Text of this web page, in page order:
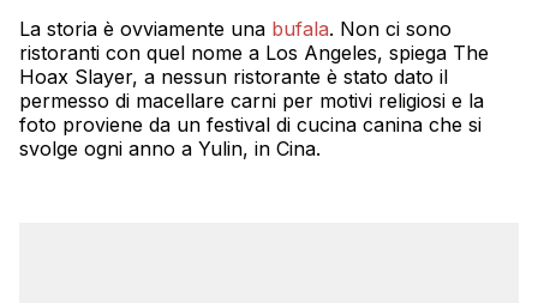
La storia è ovviamente una bufala. Non ci sono
ristoranti con quel nome a Los Angeles, spiega The
Hoax Slayer, a nessun ristorante è stato dato il
permesso di macellare carni per motivi religiosi e la
foto proviene da un festival di cucina canina che si
svolge ogni anno a Yulin, in Cina.